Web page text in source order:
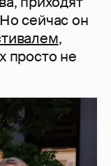
сейчас он
,
просто не